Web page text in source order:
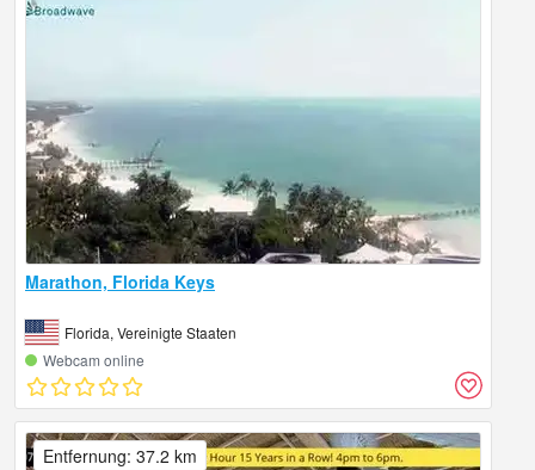
Marathon, Florida Keys
Florida, Vereinigte Staaten
Webcam online
Entfernung: 37.2 km